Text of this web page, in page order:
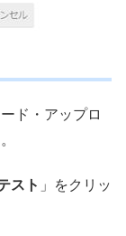
ド・アップロ
スト 」をクリッ